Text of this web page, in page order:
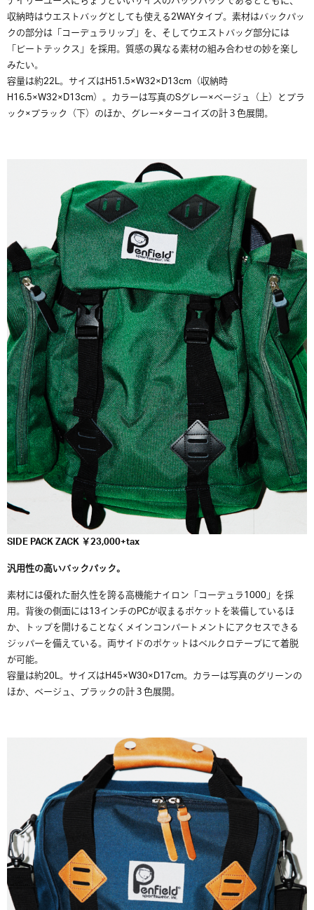
収納時はウエストバッグとしても使える2WAYタイプ。素材はバックパッ
クの部分は「コーデュラリップ」を、そしてウエストバッグ部分には
「ビートテックス」を採用。質感の異なる素材の組み合わせの妙を楽し
みたい。
容量は約22L。サイズはH51.5×W32×D13cm（収納時
H16.5×W32×D13cm）。カラーは写真のSグレー×ベージュ（上）とブラ
ック×ブラック（下）のほか、グレー×ターコイズの計３色展開。
SIDE PACK ZACK ￥23,000+tax
汎用性の高いバックパック。
素材には優れた耐久性を誇る高機能ナイロン「コーデュラ1000」を採
用。背後の側面には13インチのPCが収まるポケットを装備しているほ
か、トップを開けることなくメインコンパートメントにアクセスできる
ジッパーを備えている。両サイドのポケットはベルクロテープにて着脱
が可能。
容量は約20L。サイズはH45×W30×D17cm。カラーは写真のグリーンの
ほか、ベージュ、ブラックの計３色展開。